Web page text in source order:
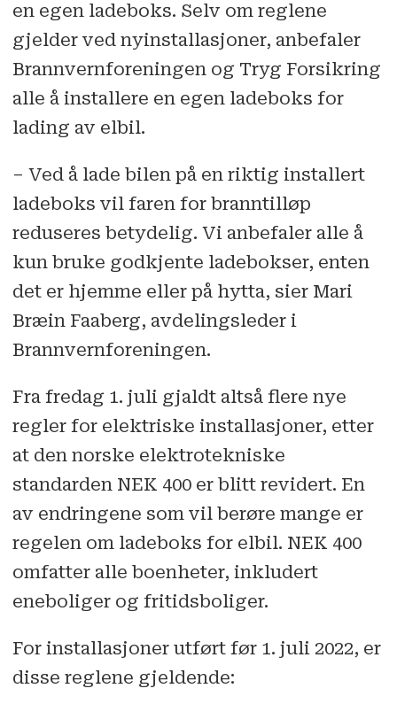
en egen ladeboks. Selv om reglene
gjelder ved ny­­installasjoner, anbefaler
Brannvernforeningen og Tryg Forsikring
alle å installere en egen ladeboks for
lading av elbil.
– Ved å lade bilen på en riktig installert
ladeboks vil faren for branntilløp
reduseres betydelig. Vi anbefaler alle å
kun bruke godkjente ladebokser, enten
det er hjemme eller på hytta, sier Mari
Bræin Faaberg, avdelingsleder i
Brannvernforeningen.
Fra fredag 1. juli gjaldt altså flere nye
regler for elektriske installasjoner, etter
at den norske elektrotekniske
standarden NEK 400 er blitt revidert. En
av endringene som vil berøre mange er
regelen om ladeboks for elbil. NEK 400
omfatter alle boenheter, inkludert
eneboliger og fritidsboliger.
For installasjoner utført før 1. juli 2022, er
disse reglene gjeldende: